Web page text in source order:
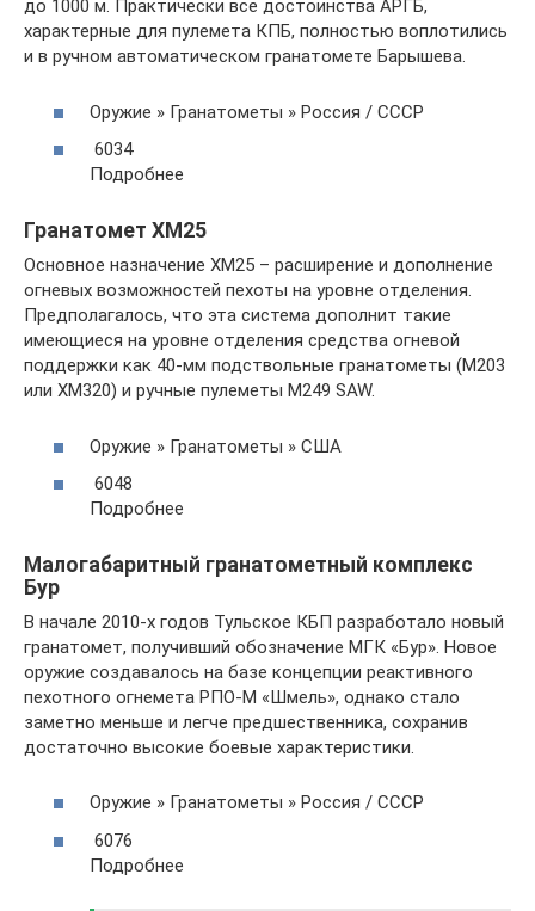
до 1000 м. Практически все достоинства АРГБ,
характерные для пулемета КПБ, полностью воплотились
и в ручном автоматическом гранатомете Барышева.
Оружие » Гранатометы » Россия / СССР
6034
Подробнее
Гранатомет XM25
Основное назначение ХМ25 – расширение и дополнение
огневых возможностей пехоты на уровне отделения.
Предполагалось, что эта система дополнит такие
имеющиеся на уровне отделения средства огневой
поддержки как 40-мм подствольные гранатометы (M203
или XM320) и ручные пулеметы M249 SAW.
Оружие » Гранатометы » США
6048
Подробнее
Малогабаритный гранатометный комплекс
Бур
В начале 2010-х годов Тульское КБП разработало новый
гранатомет, получивший обозначение МГК «Бур». Новое
оружие создавалось на базе концепции реактивного
пехотного огнемета РПО-М «Шмель», однако стало
заметно меньше и легче предшественника, сохранив
достаточно высокие боевые характеристики.
Оружие » Гранатометы » Россия / СССР
6076
Подробнее